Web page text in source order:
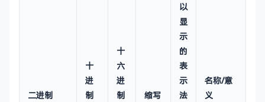
二进制
十
进
制
十
六
进
制
缩写
以
显
示
的
表
示
法
名称/意
义